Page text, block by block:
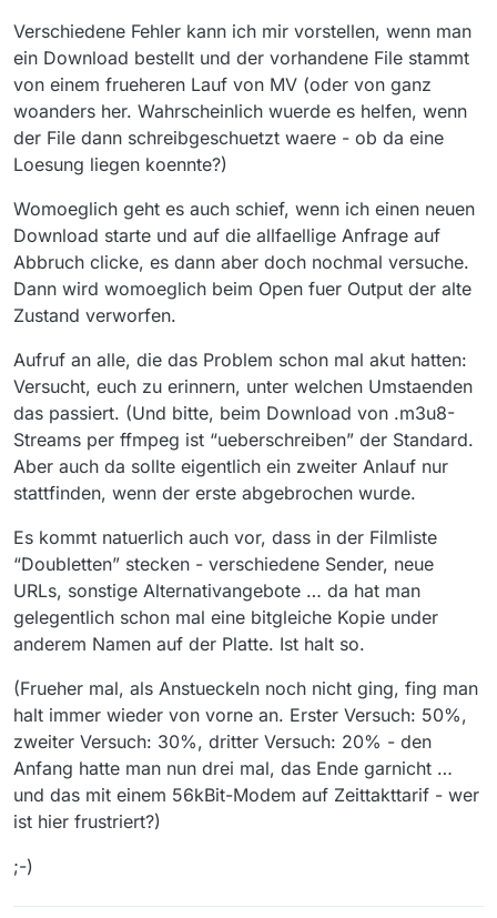
Verschiedene Fehler kann ich mir vorstellen, wenn man
ein Download bestellt und der vorhandene File stammt
von einem frueheren Lauf von MV (oder von ganz
woanders her. Wahrscheinlich wuerde es helfen, wenn
der File dann schreibgeschuetzt waere - ob da eine
Loesung liegen koennte?)
Womoeglich geht es auch schief, wenn ich einen neuen
Download starte und auf die allfaellige Anfrage auf
Abbruch clicke, es dann aber doch nochmal versuche.
Dann wird womoeglich beim Open fuer Output der alte
Zustand verworfen.
Aufruf an alle, die das Problem schon mal akut hatten:
Versucht, euch zu erinnern, unter welchen Umstaenden
das passiert. (Und bitte, beim Download von .m3u8-
Streams per ffmpeg ist “ueberschreiben” der Standard.
Aber auch da sollte eigentlich ein zweiter Anlauf nur
stattfinden, wenn der erste abgebrochen wurde.
Es kommt natuerlich auch vor, dass in der Filmliste
“Doubletten” stecken - verschiedene Sender, neue
URLs, sonstige Alternativangebote … da hat man
gelegentlich schon mal eine bitgleiche Kopie under
anderem Namen auf der Platte. Ist halt so.
(Frueher mal, als Anstueckeln noch nicht ging, fing man
halt immer wieder von vorne an. Erster Versuch: 50%,
zweiter Versuch: 30%, dritter Versuch: 20% - den
Anfang hatte man nun drei mal, das Ende garnicht …
und das mit einem 56kBit-Modem auf Zeittakttarif - wer
ist hier frustriert?)
;-)